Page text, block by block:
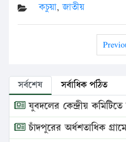
কচুয়া,জাতীয়
সর্বশেষ সর্বাধিক পঠিত
যুবদলের কেন্দ্রীয়
চাঁদপুরের অর্ধশতাধিক